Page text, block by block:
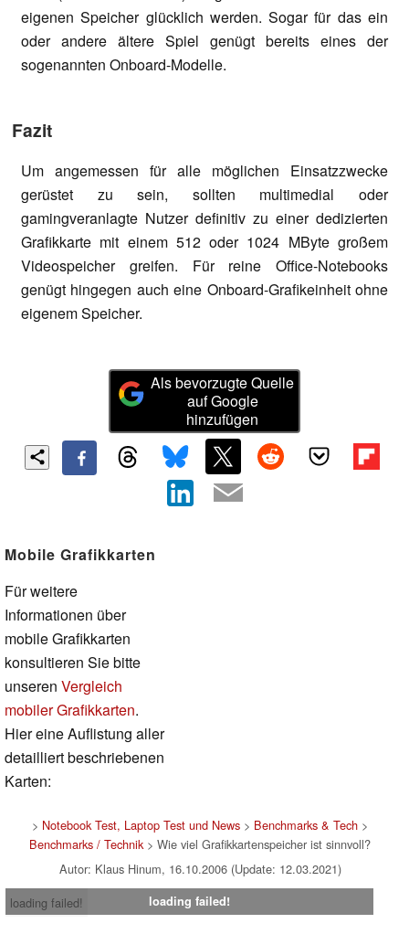
eigenen Speicher glücklich werden. Sogar für das ein
oder andere ältere Spiel genügt bereits eines der
sogenannten Onboard-Modelle.
Fazit
Um angemessen für alle möglichen Einsatzzwecke
gerüstet zu sein, sollten multimedial oder
gamingveranlagte Nutzer definitiv zu einer dedizierten
Grafikkarte mit einem 512 oder 1024 MByte großem
Videospeicher greifen. Für reine Office-Notebooks
genügt hingegen auch eine Onboard-Grafikeinheit ohne
eigenem Speicher.
Als bevorzugte Quelle
auf Google
hinzufügen
Mobile Grafikkarten
Für weitere
Informationen über
mobile Grafikkarten
konsultieren Sie bitte
unseren Vergleich
mobiler Grafikkarten.
Hier eine Auflistung aller
detailliert beschriebenen
Karten:
> Notebook Test, Laptop Test und News > Benchmarks & Tech >
Benchmarks / Technik> Wie viel Grafikkartenspeicher ist sinnvoll?
Autor: Klaus Hinum, 16.10.2006 (Update: 12.03.2021)
loading failed!
loading failed!